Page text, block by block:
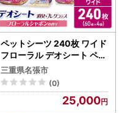
ペットシーツ 240枚 ワイド
フローラル デオシート ペッ
トシーツ
三重県名張市
(0)
25,000